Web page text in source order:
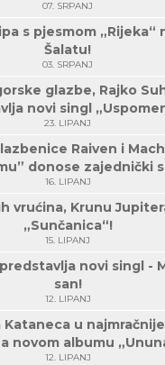
07. SRPANJ
s pjesmom „Rijeka“
Šalatu!
03. SRPANJ
glazbe, Rajko
novi singl
23. LIPANJ
Raiven i
donose zajednički
16. LIPANJ
vrućina, Krunu
„Sunčanica“!
15. LIPANJ
novi singl -
san!
12. LIPANJ
Kataneca u
novom albumu
12. LIPANJ